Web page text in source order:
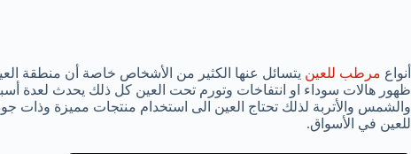
أنواع مرطب للعين يتسائل عنها الكثير من الأشخاص خاصة أن منطقة
ظهور هالات سوداء او انتفاخات وتورم تحت العين كل ذلك يحدث لعدة
والشمس والأتربة لذلك تحتاج العين الى استخدام منتجات مميزة وذات
للعين في الأسواق.